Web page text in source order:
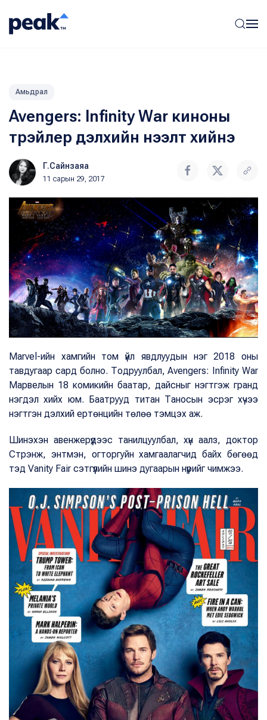
Амьдрал
Avengers: Infinity War киноны
трэйлер дэлхийн нээлт хийнэ
Г.Сайнзаяа
11 сарын 29, 2017
Marvel-ийн хамгийн том үйл явдлуудын нэг 2018 оны
тавдугаар сард болно. Тодруулбал, Avengers: Infinity War
Марвелын 18 комикийн баатар, дайсныг нэгтгэж гранд
нэгдэл хийх юм. Баатрууд титан Таносын эсрэг хүчээ
нэгтгэн дэлхий ертөнцийн төлөө тэмцэх аж.
Шинэхэн авенжерүүдээс танилцуулбал, хүн аалз, доктор
Стрэнж, энтмэн, огторгуйн хамгаалагчид байх бөгөөд
тэд Vanity Fair сэтгүүлийн шинэ дугаарын нүүрийг чимжээ.